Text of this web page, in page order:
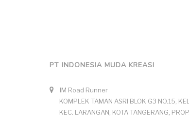
PT INDONESIA MUDA KREASI
IM Road Runner
KOMPLEK TAMAN ASRI BLOK G3 NO.15,
KEC. LARANGAN, KOTA TANGERANG,